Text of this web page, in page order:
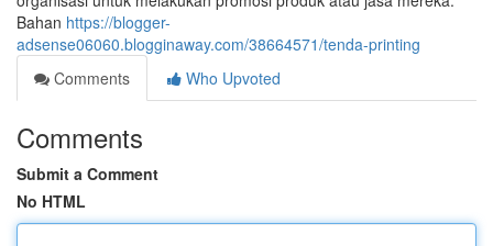
Bahan https://blogger-
adsense06060.blogginaway.com/38664571/tenda-printing
Comments
Who Upvoted
Comments
Submit a Comment
No HTML